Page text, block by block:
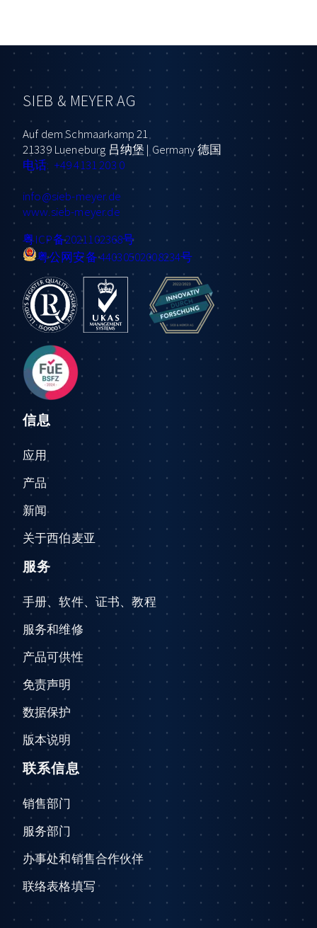
SIEB & MEYER AG
Auf dem Schmaarkamp 21
21339 Lueneburg 吕纳堡 | Germany 德国
电话: +49 4131 203 0
info@sieb-meyer.de
www.sieb-meyer.de
粤ICP备2021102368号
粤公网安备 44030502008234号
信息
应用
产品
新闻
关于西伯麦亚
服务
手册、软件、证书、教程
服务和维修
产品可供性
免责声明
数据保护
版本说明
联系信息
销售部门
服务部门
办事处和销售合作伙伴
联络表格填写